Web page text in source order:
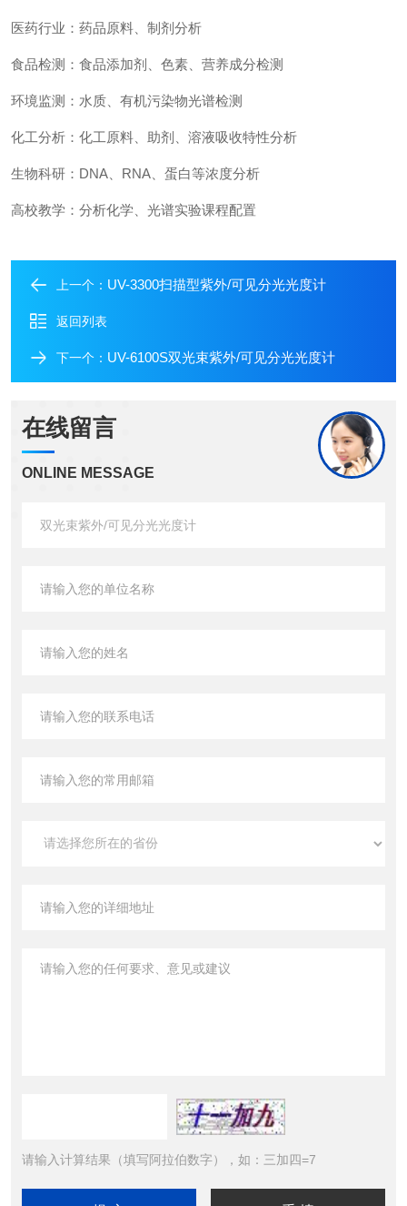
医药行业：药品原料、制剂分析
食品检测：食品添加剂、色素、营养成分检测
环境监测：水质、有机污染物光谱检测
化工分析：化工原料、助剂、溶液吸收特性分析
生物科研：DNA、RNA、蛋白等浓度分析
高校教学：分析化学、光谱实验课程配置
上一个： UV-3300扫描型紫外/可见分光光度计
返回列表
下一个： UV-6100S双光束紫外/可见分光光度计
在线留言
ONLINE MESSAGE
请输入计算结果（填写阿拉伯数字），如：三加四=7